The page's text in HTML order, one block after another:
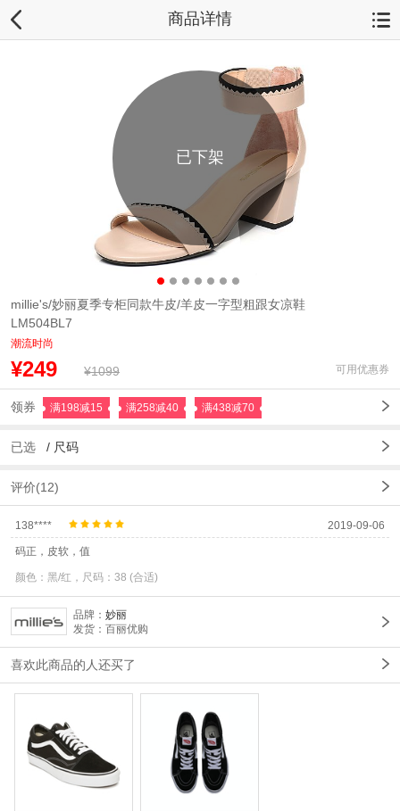
商品详情
已下架
millie's/妙丽夏季专柜同款牛皮/羊皮一字型粗跟女凉鞋
LM504BL7
潮流时尚
¥249 ¥1099 可用优惠券
领券 满198减15 满258减40 满438减70
已选 / 尺码
评价(12)
138**** 2019-09-06
码正，皮软，值
颜色：黑/红，尺码：38 (合适)
品牌： 妙丽
发货：百丽优购
喜欢此商品的人还买了